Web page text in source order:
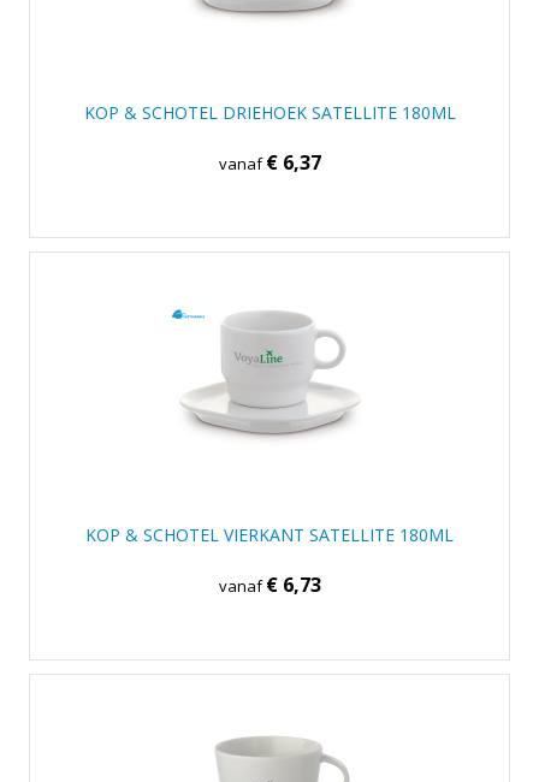
KOP & SCHOTEL DRIEHOEK SATELLITE 180ML
vanaf€ 6,37
KOP & SCHOTEL VIERKANT SATELLITE 180ML
vanaf€ 6,73